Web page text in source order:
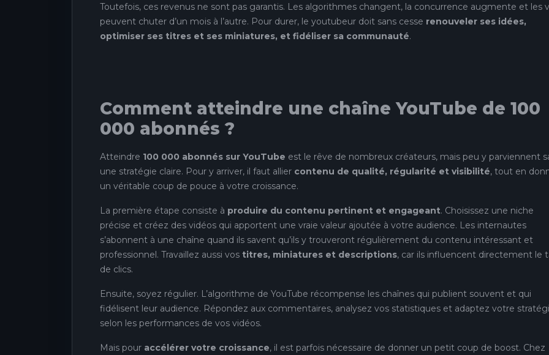
Toutefois, ces revenus ne sont pas garantis. Les algorithmes changent, la concurrence augmente et les
peuvent chuter d’un mois à l’autre. Pour durer, le youtubeur doit sans cesse renouveler ses idées,
optimiser ses titres et ses miniatures, et fidéliser sa communauté.
Comment atteindre une chaîne YouTube de 100
000 abonnés ?
Atteindre 100 000 abonnés sur YouTube est le rêve de nombreux créateurs, mais peu y parviennent
une stratégie claire. Pour y arriver, il faut allier contenu de qualité, régularité et visibilité, tout en
un véritable coup de pouce à votre croissance.
La première étape consiste à produire du contenu pertinent et engageant. Choisissez une niche
précise et créez des vidéos qui apportent une vraie valeur ajoutée à votre audience. Les internautes
s’abonnent à une chaîne quand ils savent qu’ils y trouveront régulièrement du contenu intéressant et
professionnel. Travaillez aussi vos titres, miniatures et descriptions, car ils influencent directement le
de clics.
Ensuite, soyez régulier. L’algorithme de YouTube récompense les chaînes qui publient souvent et qui
fidélisent leur audience. Répondez aux commentaires, analysez vos statistiques et adaptez votre
selon les performances de vos vidéos.
Mais pour accélérer votre croissance, il est parfois nécessaire de donner un petit coup de boost. Chez